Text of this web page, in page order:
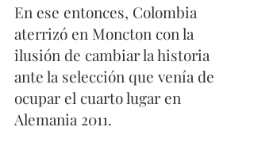
En ese entonces, Colombia
aterrizó en Moncton con la
ilusión de cambiar la historia
ante la selección que venía de
ocupar el cuarto lugar en
Alemania 2011.